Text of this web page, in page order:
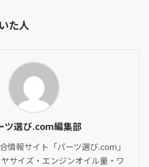
た人
ツ選び.com編集部
情報サイト「パーツ選び.com」
サイズ・エンジンオイル量・ワ